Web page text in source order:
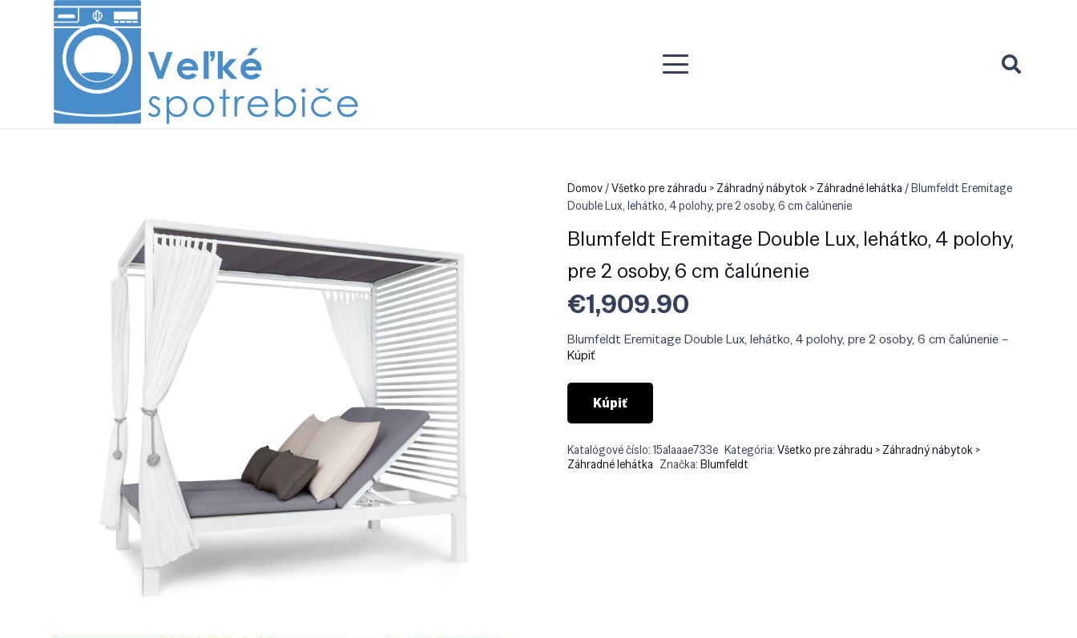
Domov/Všetko pre záhradu > Záhradný nábytok > Záhradné lehátka / Blumfeldt Eremitage
Double Lux, lehátko, 4 polohy, pre 2 osoby, 6 cm čalúnenie
Blumfeldt Eremitage Double Lux, lehátko, 4 polohy,
pre 2 osoby, 6 cm čalúnenie
€1,909.90
Blumfeldt Eremitage Double Lux, lehátko, 4 polohy, pre 2 osoby, 6 cm čalúnenie –
Kúpiť
Kúpiť
Katalógové číslo:15a1aaae733e Kategória:Všetko pre záhradu > Záhradný nábytok >
Záhradné lehátka Značka:Blumfeldt